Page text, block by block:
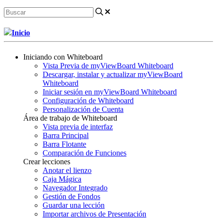
Inicio
Iniciando con Whiteboard
Vista Previa de myViewBoard Whiteboard
Descargar, instalar y actualizar myViewBoard
Whiteboard
Iniciar sesión en myViewBoard Whiteboard
Configuración de Whiteboard
Personalización de Cuenta
Área de trabajo de Whiteboard
Vista previa de interfaz
Barra Principal
Barra Flotante
Comparación de Funciones
Crear lecciones
Anotar el lienzo
Caja Mágica
Navegador Integrado
Gestión de Fondos
Guardar una lección
Importar archivos de Presentación